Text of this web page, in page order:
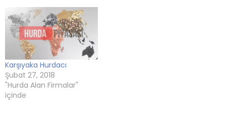
Karşıyaka Hurdacı
Şubat 27, 2018
"Hurda Alan Firmalar"
içinde